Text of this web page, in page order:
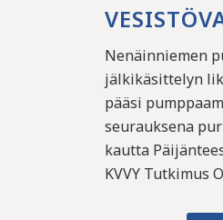
Nenäinniemen
jälkikäsittelyn
pääsi
seurauksena
kautta
KVVY Tutkimus